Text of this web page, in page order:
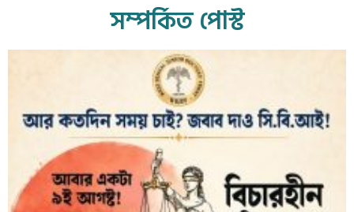
সম্পর্কিত পোস্ট